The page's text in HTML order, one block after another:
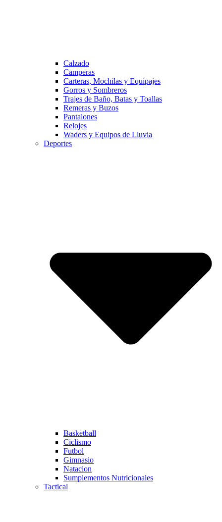
Calzado
Camperas
Carteras, Mochilas y Equipajes
Gorros y Sombreros
Trajes de Baño, Batas y Toallas
Remeras y Buzos
Pantalones
Relojes
Waders y Equipos de Lluvia
Deportes
Basketball
Ciclismo
Futbol
Gimnasio
Natacion
Sumplementos Nutricionales
Tactical